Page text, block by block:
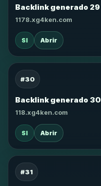
Backlink generado 29
1178.xg4ken.com
SI Abrir
#30
Backlink generado 30
118.xg4ken.com
SI Abrir
#31